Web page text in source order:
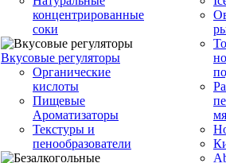
концентрированные
соки
Вкусовые регуляторы
Органические
кислоты
Пищевые
Ароматизаторы
Текстуры и
пенообразователи